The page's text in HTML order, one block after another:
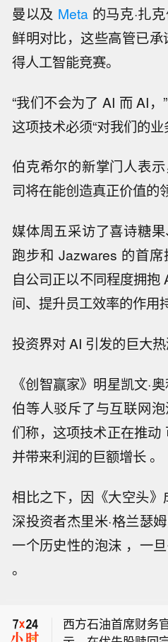
曼以及 Meta的马克·扎
鲜明对比，这些高管已
得人工智能竞赛。
“我们不会为了 AI 而 AI
这项技术必须“对我们的
伯克希尔的新掌门人表
司将在能创造真正价值的
媒体周五采访了喜诗糖
跑步和 Jazwares 的首
自公司正以不同程度拥抱
间、提升员工效率的作用
投资界对 AI 引发的巨大热
《创智赢家》明星凯文·
伯等人驳斥了与互联网
们称，这项技术正在推动
并带来利润的巨额增长 。
相比之下，因《大空头》
深投资者杰里米·格兰瑟
一个历史性的泡沫 ，一
。
纽约联邦储备银行
西方石油首席财务